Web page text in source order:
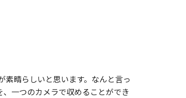
素晴らしいと思います。なんと言っ
一つのカメラで収めることができ